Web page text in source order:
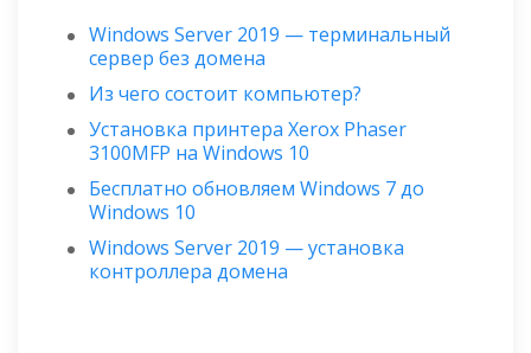
Windows Server 2019 — терминальный
сервер без домена
Из чего состоит компьютер?
Установка принтера Xerox Phaser
3100MFP на Windows 10
Бесплатно обновляем Windows 7 до
Windows 10
Windows Server 2019 — установка
контроллера домена